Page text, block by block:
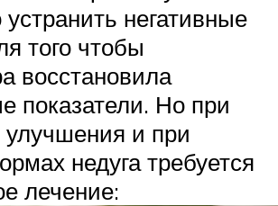
устранить негативные
того чтобы
восстановила
показатели. Но при
улучшения и при
недуга требуется
лечение: